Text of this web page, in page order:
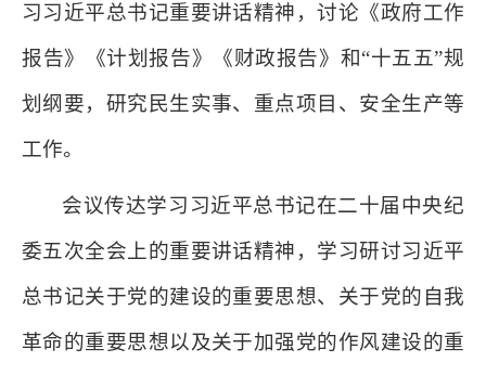
习习近平总书记重要讲话精神，讨论《政府工作
报告》《计划报告》《财政报告》和“十五五”规
划纲要，研究民生实事、重点项目、安全生产等
工作。
会议传达学习习近平总书记在二十届中央纪
委五次全会上的重要讲话精神，学习研讨习近平
总书记关于党的建设的重要思想、关于党的自我
革命的重要思想以及关于加强党的作风建设的重